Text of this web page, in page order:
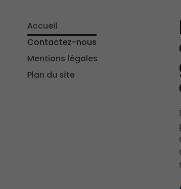
Accueil
Contactez-nous
Mentions légales
Plan du site